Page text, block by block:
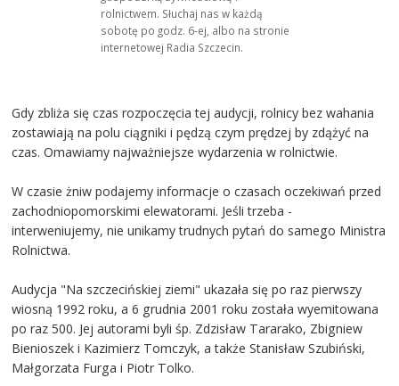
rolnictwem. Słuchaj nas w każdą
sobotę po godz. 6-ej, albo na stronie
internetowej Radia Szczecin.
Gdy zbliża się czas rozpoczęcia tej audycji, rolnicy bez wahania
zostawiają na polu ciągniki i pędzą czym prędzej by zdążyć na
czas. Omawiamy najważniejsze wydarzenia w rolnictwie.
W czasie żniw podajemy informacje o czasach oczekiwań przed
zachodniopomorskimi elewatorami. Jeśli trzeba -
interweniujemy, nie unikamy trudnych pytań do samego Ministra
Rolnictwa.
Audycja "Na szczecińskiej ziemi" ukazała się po raz pierwszy
wiosną 1992 roku, a 6 grudnia 2001 roku została wyemitowana
po raz 500. Jej autorami byli śp. Zdzisław Tararako, Zbigniew
Bienioszek i Kazimierz Tomczyk, a także Stanisław Szubiński,
Małgorzata Furga i Piotr Tolko.